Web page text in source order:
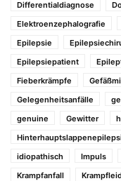
Differentialdiagnose
Elektroenzephalografie
Epilepsie
Epilepsiepatient
Fieberkrämpfe
Gelegenheitsanfälle
genuine
Gewitter
idiopathisch
Impuls
Krampfanfall